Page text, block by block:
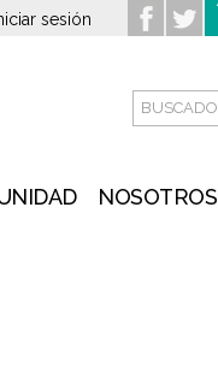
sesión
NOSOTROS